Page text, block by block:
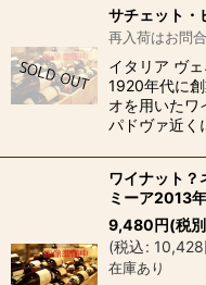
サチェット・
再入荷はお問
イタリア ヴ
1920年代に
オを用いたワ
パドヴァ近く
ワイナット？
ミーア2013
9,480円(税
(税込: 10,428
在庫あり